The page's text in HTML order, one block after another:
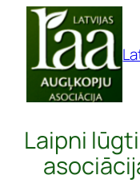
Pāriet
saturu
Laipni